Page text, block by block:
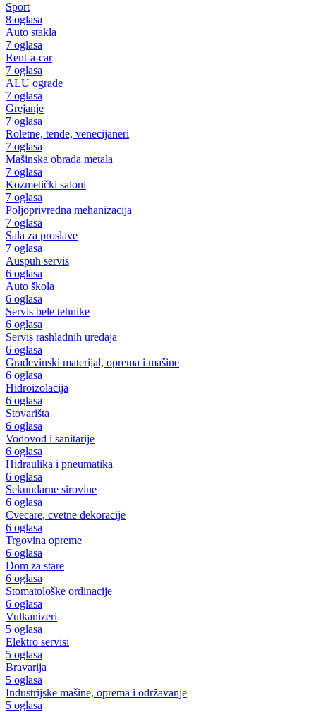
Sport
8 oglasa
Auto stakla
7 oglasa
Rent-a-car
7 oglasa
ALU ograde
7 oglasa
Grejanje
7 oglasa
Roletne, tende, venecijaneri
7 oglasa
Mašinska obrada metala
7 oglasa
Kozmetički saloni
7 oglasa
Poljoprivredna mehanizacija
7 oglasa
Sala za proslave
7 oglasa
Auspuh servis
6 oglasa
Auto škola
6 oglasa
Servis bele tehnike
6 oglasa
Servis rashladnih uređaja
6 oglasa
Građevinski materijal, oprema i mašine
6 oglasa
Hidroizolacija
6 oglasa
Stovarišta
6 oglasa
Vodovod i sanitarije
6 oglasa
Hidraulika i pneumatika
6 oglasa
Sekundarne sirovine
6 oglasa
Cvecare, cvetne dekoracije
6 oglasa
Trgovina opreme
6 oglasa
Dom za stare
6 oglasa
Stomatološke ordinacije
6 oglasa
Vulkanizeri
5 oglasa
Elektro servisi
5 oglasa
Bravarija
5 oglasa
Industrijske mašine, oprema i održavanje
5 oglasa